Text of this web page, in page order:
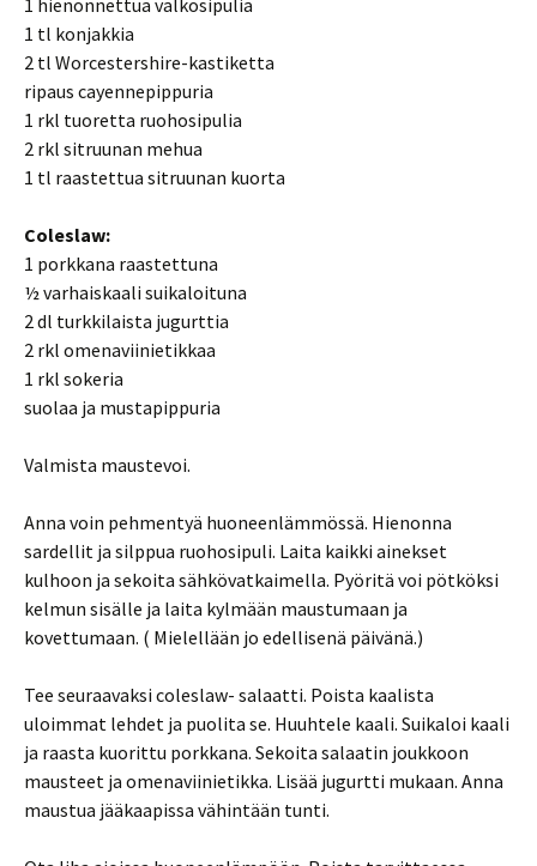
1 hienonnettua valkosipulia
1 tl konjakkia
2 tl Worcestershire-kastiketta
ripaus cayennepippuria
1 rkl tuoretta ruohosipulia
2 rkl sitruunan mehua
1 tl raastettua sitruunan kuorta
Coleslaw:
1 porkkana raastettuna
½ varhaiskaali suikaloituna
2 dl turkkilaista jugurttia
2 rkl omenaviinietikkaa
1 rkl sokeria
suolaa ja mustapippuria
Valmista maustevoi.
Anna voin pehmentyä huoneenlämmössä. Hienonna
sardellit ja silppua ruohosipuli. Laita kaikki ainekset
kulhoon ja sekoita sähkövatkaimella. Pyöritä voi pötköksi
kelmun sisälle ja laita kylmään maustumaan ja
kovettumaan. ( Mielellään jo edellisenä päivänä.)
Tee seuraavaksi coleslaw- salaatti. Poista kaalista
uloimmat lehdet ja puolita se. Huuhtele kaali. Suikaloi kaali
ja raasta kuorittu porkkana. Sekoita salaatin joukkoon
mausteet ja omenaviinietikka. Lisää jugurtti mukaan. Anna
maustua jääkaapissa vähintään tunti.